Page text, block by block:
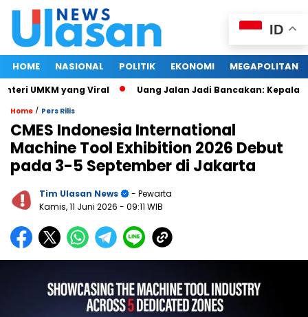
HOME NASIONAL POLITIK EKONOMI MEGAPOLITAN
UMKM yang Viral Uang Jalan Jadi Bancakan: Kepala
Home / Pers Rilis
CMES Indonesia International
Machine Tool Exhibition 2026 Debut
pada 3-5 September di Jakarta
Tim Ulasan News
- Pewarta
Kamis, 11 Juni 2026 - 09:11 WIB
ID